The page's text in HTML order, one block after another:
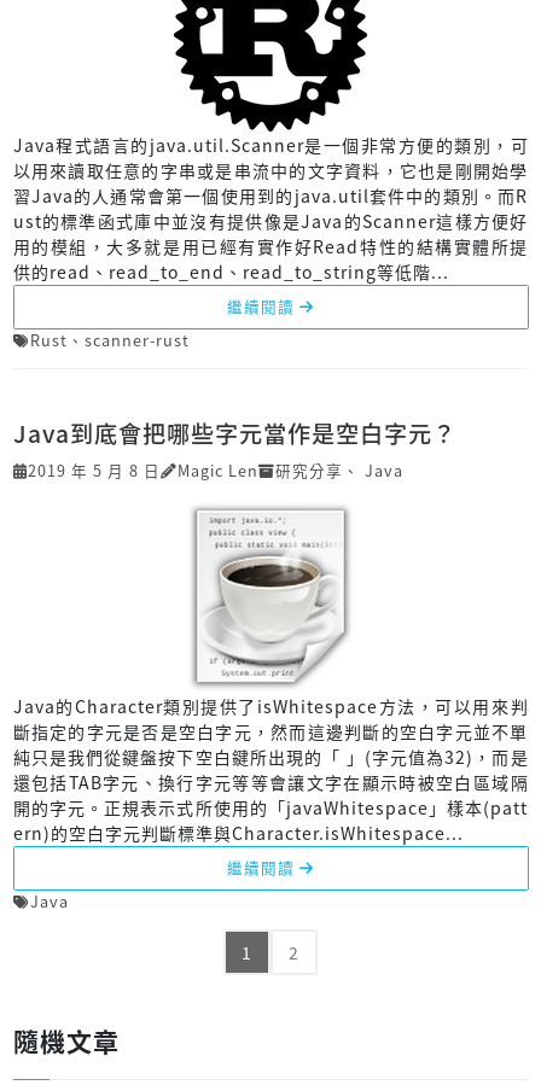
Java程式語言的java.util.Scanner是一個非常方便的類別，可
以用來讀取任意的字串或是串流中的文字資料，它也是剛開始學
習Java的人通常會第一個使用到的java.util套件中的類別。而R
ust的標準函式庫中並沒有提供像是Java的Scanner這樣方便好
用的模組，大多就是用已經有實作好Read特性的結構實體所提
供的read、read_to_end、read_to_string等低階...
繼續閱讀
Rust 、 scanner-rust
Java到底會把哪些字元當作是空白字元？
2019 年 5 月 8 日 Magic Len 研究分享 、 Java
Java的Character類別提供了isWhitespace方法，可以用來判
斷指定的字元是否是空白字元，然而這邊判斷的空白字元並不單
純只是我們從鍵盤按下空白鍵所出現的「 」(字元值為32)，而是
還包括TAB字元、換行字元等等會讓文字在顯示時被空白區域隔
開的字元。正規表示式所使用的「javaWhitespace」樣本(patt
ern)的空白字元判斷標準與Character.isWhitespace...
繼續閱讀
Java
1 2
隨機文章